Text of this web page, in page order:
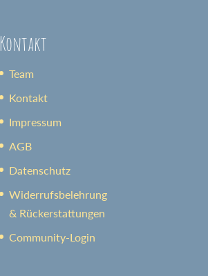
Kontakt
Team
Kontakt
Impressum
AGB
Datenschutz
Widerrufsbelehrung
& Rückerstattungen
Community-Login